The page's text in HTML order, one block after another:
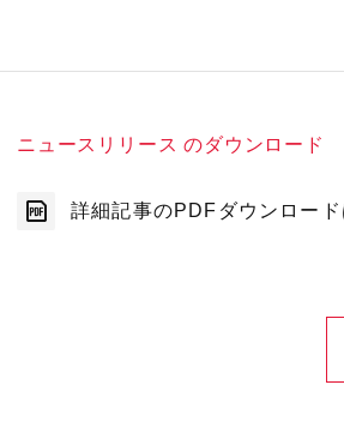
ニュースリリース のダウンロード
詳細記事のPDFダウンロード